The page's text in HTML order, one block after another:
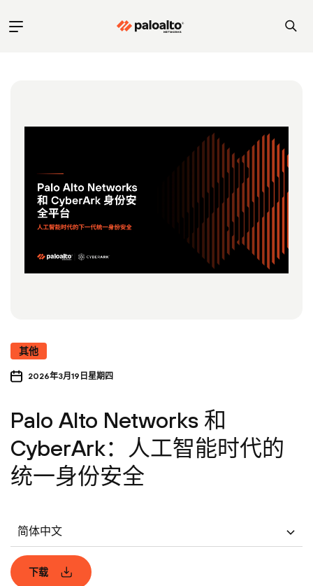
其他
2026年3月19日星期四
Palo Alto Networks 和
CyberArk：人工智能时代的
统一身份安全
简体中文
下载